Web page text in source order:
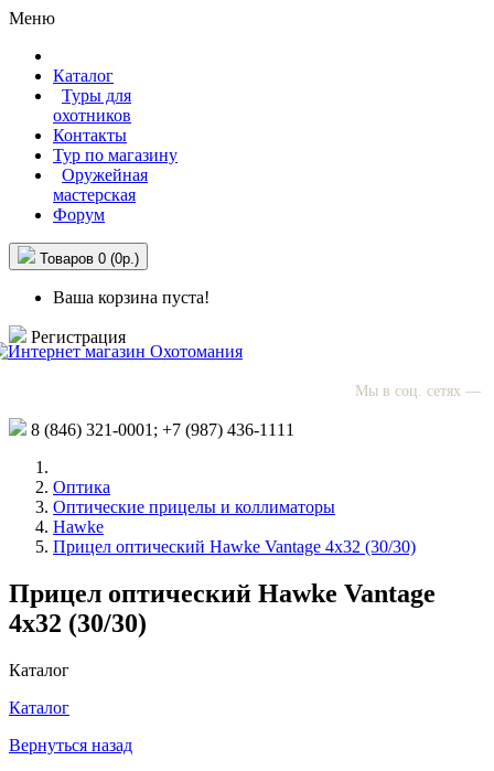
Меню
Каталог
Туры для
охотников
Контакты
Тур по магазину
Оружейная
мастерская
Форум
Товаров 0 (0р.)
Ваша корзина пуста!
Регистрация
Мы в соц. сетях —
8 (846) 321-0001; +7 (987) 436-1111
Оптика
Оптические прицелы и коллиматоры
Hawke
Прицел оптический Hawke Vantage 4х32 (30/30)
Прицел оптический Hawke Vantage
4х32 (30/30)
Каталог
Каталог
Вернуться назад